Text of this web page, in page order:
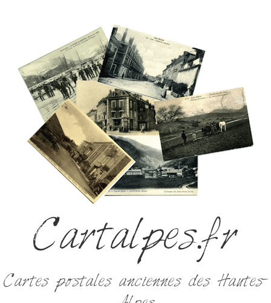
Cartalpes.fr
Cartes postales anciennes des Hautes-